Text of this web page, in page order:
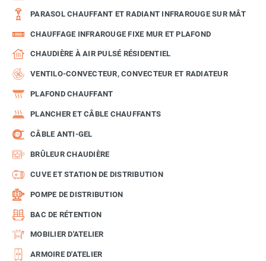
PARASOL CHAUFFANT ET RADIANT INFRAROUGE SUR MÂT
CHAUFFAGE INFRAROUGE FIXE MUR ET PLAFOND
CHAUDIÈRE À AIR PULSÉ RÉSIDENTIEL
VENTILO-CONVECTEUR, CONVECTEUR ET RADIATEUR
PLAFOND CHAUFFANT
PLANCHER ET CÂBLE CHAUFFANTS
CÂBLE ANTI-GEL
BRÛLEUR CHAUDIÈRE
CUVE ET STATION DE DISTRIBUTION
POMPE DE DISTRIBUTION
BAC DE RÉTENTION
MOBILIER D'ATELIER
ARMOIRE D'ATELIER